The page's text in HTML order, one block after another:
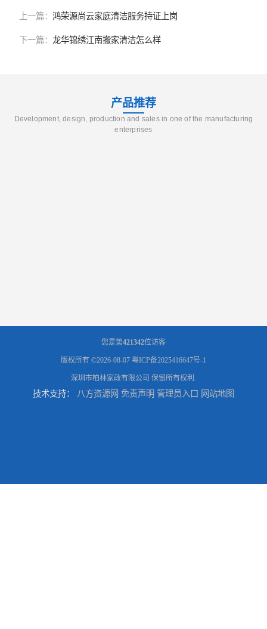
上一篇： 鸿荣源尚云家庭清洁服务持证上岗
下一篇： 龙华锦绣江南搬家清洁怎么样
产品推荐
Development, design, production and sales in one of the manufacturing
enterprises
您是第421342位访客
版权所有 ©2026-08-07 粤ICP备2025416647号-1
深圳市柏林家政有限公司 保留所有权利.
技术支持： 八方资源网 免责声明 管理员入口 网站地图